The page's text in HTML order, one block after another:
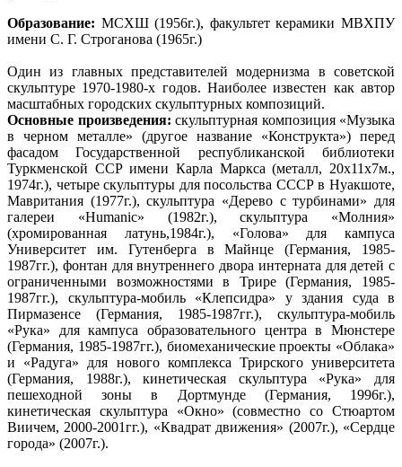
Образование: МСХШ (1956г.), факультет керамики МВХПУ
имени С. Г. Строганова (1965г.)
Один из главных представителей модернизма в советской
скульптуре 1970-1980-х годов. Наиболее известен как автор
масштабных городских скульптурных композиций.
Основные произведения: скульптурная композиция «Музыка
в черном металле» (другое название «Конструкта») перед
фасадом Государственной республиканской библиотеки
Туркменской ССР имени Карла Маркса (металл, 20х11х7м.,
1974г.), четыре скульптуры для посольства СССР в Нуакшоте,
Мавритания (1977г.), скульптура «Дерево с турбинами» для
галереи «Humanic» (1982г.), скульптура «Молния»
(хромированная латунь,1984г.), «Голова» для кампуса
Университет им. Гутенберга в Майнце (Германия, 1985-
1987гг.), фонтан для внутреннего двора интерната для детей с
ограниченными возможностями в Трире (Германия, 1985-
1987гг.), скульптура-мобиль «Клепсидра» у здания суда в
Пирмазенсе (Германия, 1985-1987гг.), скульптура-мобиль
«Рука» для кампуса образовательного центра в Мюнстере
(Германия, 1985-1987гг.), биомеханические проекты «Облака»
и «Радуга» для нового комплекса Трирского университета
(Германия, 1988г.), кинетическая скульптура «Рука» для
пешеходной зоны в Дортмунде (Германия, 1996г.),
кинетическая скульптура «Окно» (совместно со Стюартом
Виичем, 2000-2001гг.), «Квадрат движения» (2007г.), «Сердце
города» (2007г.).